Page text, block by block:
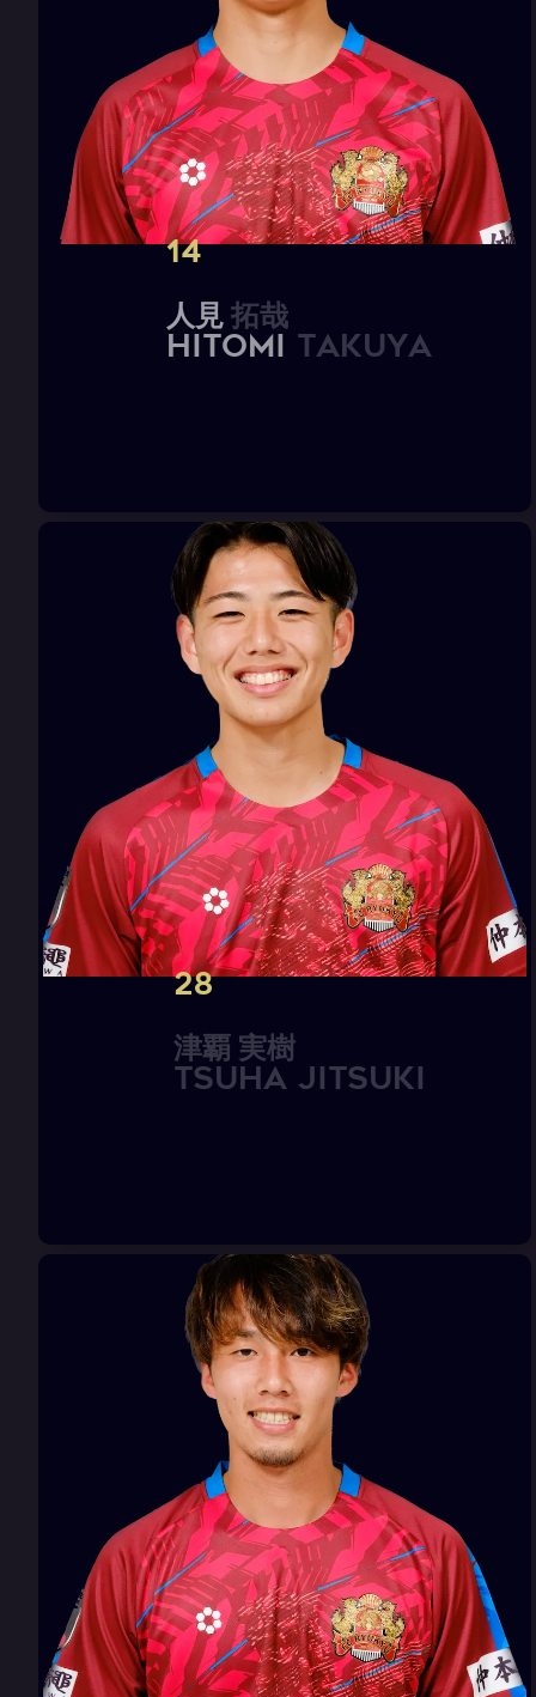
14
人見拓哉
HITOMI Takuya
28
津覇 実樹
TSUHA Jitsuki